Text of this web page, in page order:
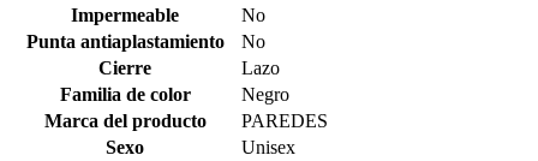
Impermeable
No
Punta antiaplastamiento
No
Cierre
Lazo
Familia de color
Negro
Marca del producto
PAREDES
Sexo
Unisex